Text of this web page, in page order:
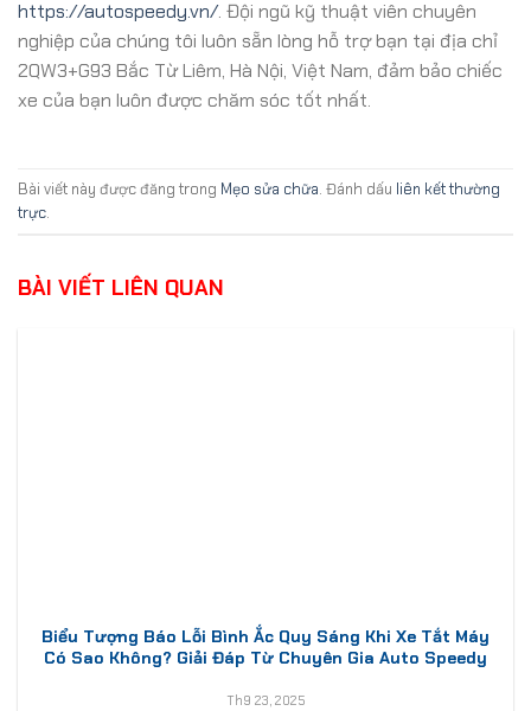
https://autospeedy.vn/. Đội ngũ kỹ thuật viên chuyên
nghiệp của chúng tôi luôn sẵn lòng hỗ trợ bạn tại địa chỉ
2QW3+G93 Bắc Từ Liêm, Hà Nội, Việt Nam, đảm bảo chiếc
xe của bạn luôn được chăm sóc tốt nhất.
Bài viết này được đăng trong Mẹo sửa chữa. Đánh dấu liên kết thường
trực.
BÀI VIẾT LIÊN QUAN
Biểu Tượng Báo Lỗi Bình Ắc Quy Sáng Khi Xe Tắt Máy
Có Sao Không? Giải Đáp Từ Chuyên Gia Auto Speedy
Th9 23, 2025